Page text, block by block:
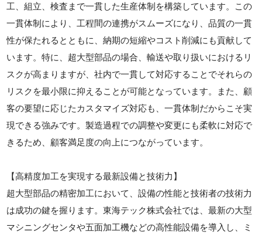
工、組立、検査まで一貫した生産体制を構築しています。この
一貫体制により、工程間の連携がスムーズになり、品質の一貫
性が保たれるとともに、納期の短縮やコスト削減にも貢献して
います。特に、超大型部品の場合、輸送や取り扱いにおけるリ
スクが高まりますが、社内で一貫して対応することでそれらの
リスクを最小限に抑えることが可能となっています。また、顧
客の要望に応じたカスタマイズ対応も、一貫体制だからこそ実
現できる強みです。製造過程での調整や変更にも柔軟に対応で
きるため、顧客満足度の向上につながっています。
【高精度加工を実現する最新設備と技術力】
超大型部品の精密加工において、設備の性能と技術者の技術力
は成功の鍵を握ります。東海テック株式会社では、最新の大型
マシニングセンタや五面加工機などの高性能設備を導入し、ミ